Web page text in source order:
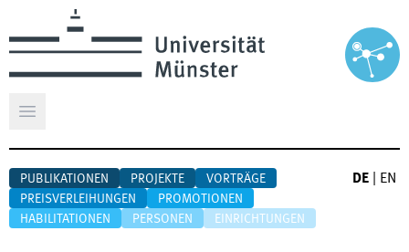
Hauptmenü öffnen
PUBLIKATIONEN PROJEKTE
VORTRÄGE
PREISVERLEIHUNGEN
PROMOTIONEN
HABILITATIONEN
PERSONEN EINRICHTUNGEN
DE EN